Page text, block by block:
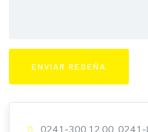
0241-300.12.00, 0241-